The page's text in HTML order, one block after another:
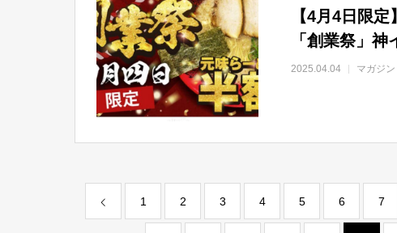
【4月4日限
「創業祭」
2025.04.04 マガジン
1 2 3 4 5 6 7